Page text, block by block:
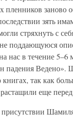
пленников заново
зять
стряхнуть с
поддающуюся
нас в течение 5–6
падения Ведено».
книгах, так как
еще